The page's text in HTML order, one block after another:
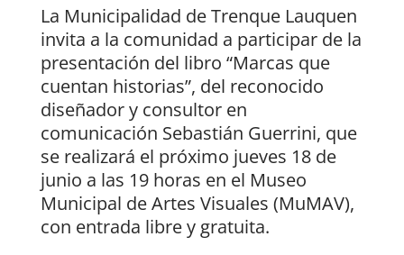
La Municipalidad de Trenque Lauquen
invita a la comunidad a participar de la
presentación del libro “Marcas que
cuentan historias”, del reconocido
diseñador y consultor en
comunicación Sebastián Guerrini, que
se realizará el próximo jueves 18 de
junio a las 19 horas en el Museo
Municipal de Artes Visuales (MuMAV),
con entrada libre y gratuita.